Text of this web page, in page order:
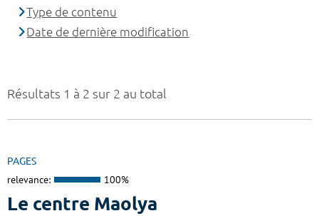
Résultats 1 à 2 sur 2 au total
PAGES
relevance: 100%
Le centre Maolya
Type de contenu
Date de dernière modification